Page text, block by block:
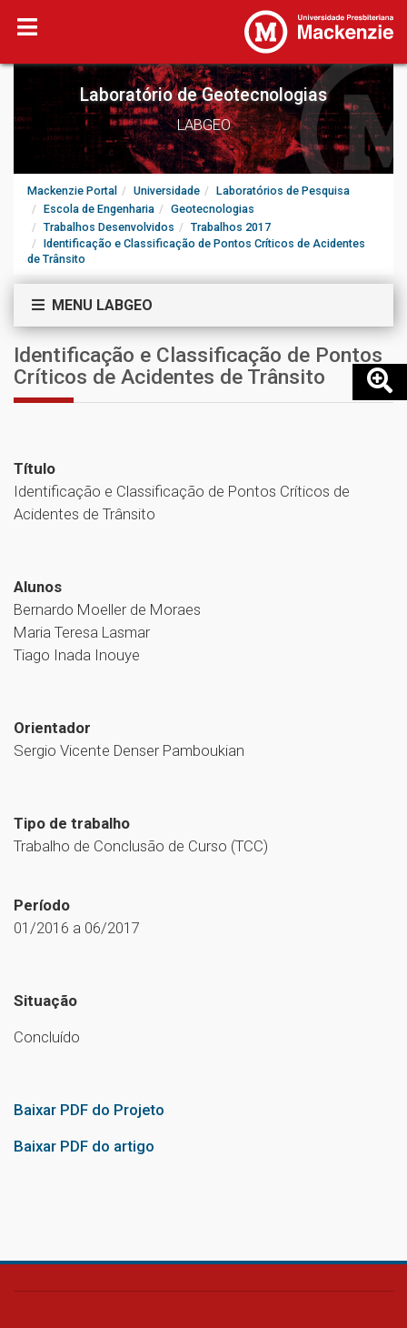
Laboratório de Geotecnologias
LABGEO
Mackenzie Portal Universidade
Laboratórios de Pesquisa
Escola de Engenharia
Geotecnologias
Trabalhos Desenvolvidos
Trabalhos 2017
Identificação e Classificação de Pontos Críticos de Acidentes
de Trânsito
MENU LABGEO
Identificação e Classificação de Pontos
Críticos de Acidentes de Trânsito
Título
Identificação e Classificação de Pontos Críticos de
Acidentes de Trânsito
Alunos
Bernardo Moeller de Moraes
Maria Teresa Lasmar
Tiago Inada Inouye
Orientador
Sergio Vicente Denser Pamboukian
Tipo de trabalho
Trabalho de Conclusão de Curso (TCC)
Período
01/2016 a 06/2017
Situação
Concluído
Baixar PDF do Projeto
Baixar PDF do artigo